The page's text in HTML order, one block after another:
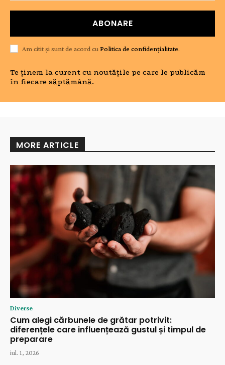
ABONARE
Am citit și sunt de acord cu Politica de confidențialitate.
Te ținem la curent cu noutățile pe care le publicăm
în fiecare săptămână.
MORE ARTICLE
Diverse
Cum alegi cărbunele de grătar potrivit:
diferențele care influențează gustul și timpul de
preparare
iul. 1, 2026